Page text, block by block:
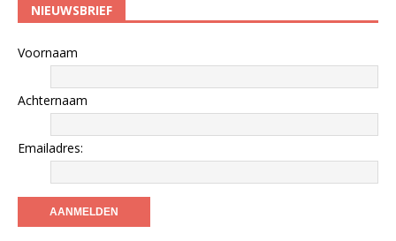
NIEUWSBRIEF
Voornaam
Achternaam
Emailadres: